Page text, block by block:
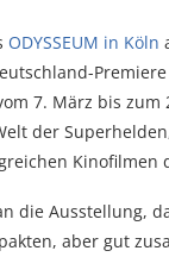
ODYSSEUM in Köln
7. März bis zum
der
Kinofilmen
die Ausstellung,
aber gut